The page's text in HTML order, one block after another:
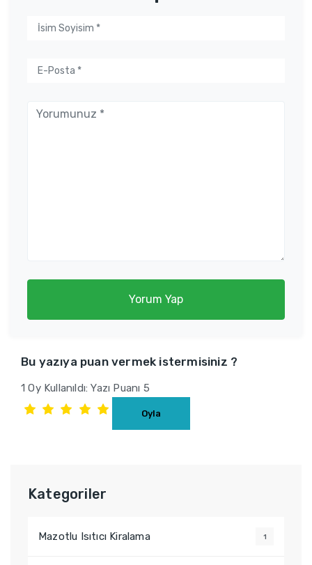
Yorum Yap
Bu yazıya puan vermek istermisiniz ?
1 Oy Kullanıldı: Yazı Puanı 5
Kategoriler
Mazotlu Isıtıcı Kiralama 1